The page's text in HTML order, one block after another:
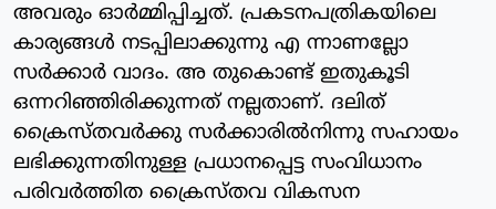
അവരും ഓര്‍മ്മിപ്പിച്ചത്. പ്രകടനപത്രികയിലെ
കാര്യങ്ങള്‍ നടപ്പിലാക്കുന്നു എ ന്നാണല്ലോ
സര്‍ക്കാര്‍ വാദം. അ തുകൊണ്ട് ഇതുകൂടി
ഒന്നറിഞ്ഞിരിക്കുന്നത് നല്ലതാണ്. ദലിത്
ക്രൈസ്തവര്‍ക്കു സര്‍ക്കാരില്‍നിന്നു സഹായം
ലഭിക്കുന്നതിനുള്ള പ്രധാനപ്പെട്ട സംവിധാനം
പരിവര്‍ത്തിത ക്രൈസ്തവ വികസന